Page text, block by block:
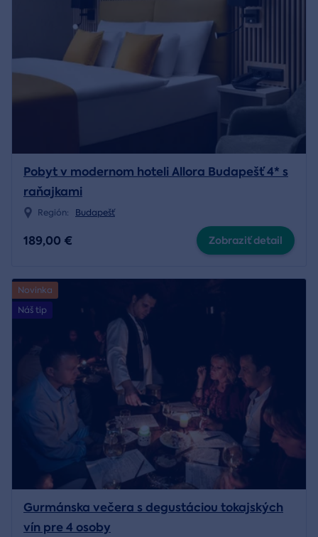
Pobyt v modernom hoteli Allora Budapešť 4* s
raňajkami
Región: Budapešť
189,00 € Zobraziť detail
Novinka
Náš tip
Gurmánska večera s degustáciou tokajských
vín pre 4 osoby